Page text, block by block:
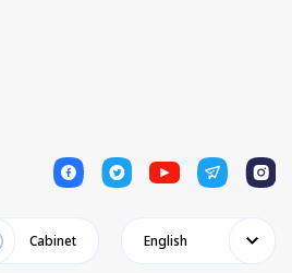
1 1 1 1 1
Cabinet English